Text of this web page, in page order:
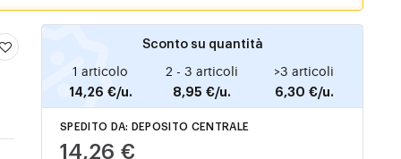
Sconto su quantità
1 articolo
14,26 €/u.
2 - 3 articoli
8,95 €/u.
>3 articoli
6,30 €/u.
SPEDITO DA: DEPOSITO CENTRALE
14,26 €